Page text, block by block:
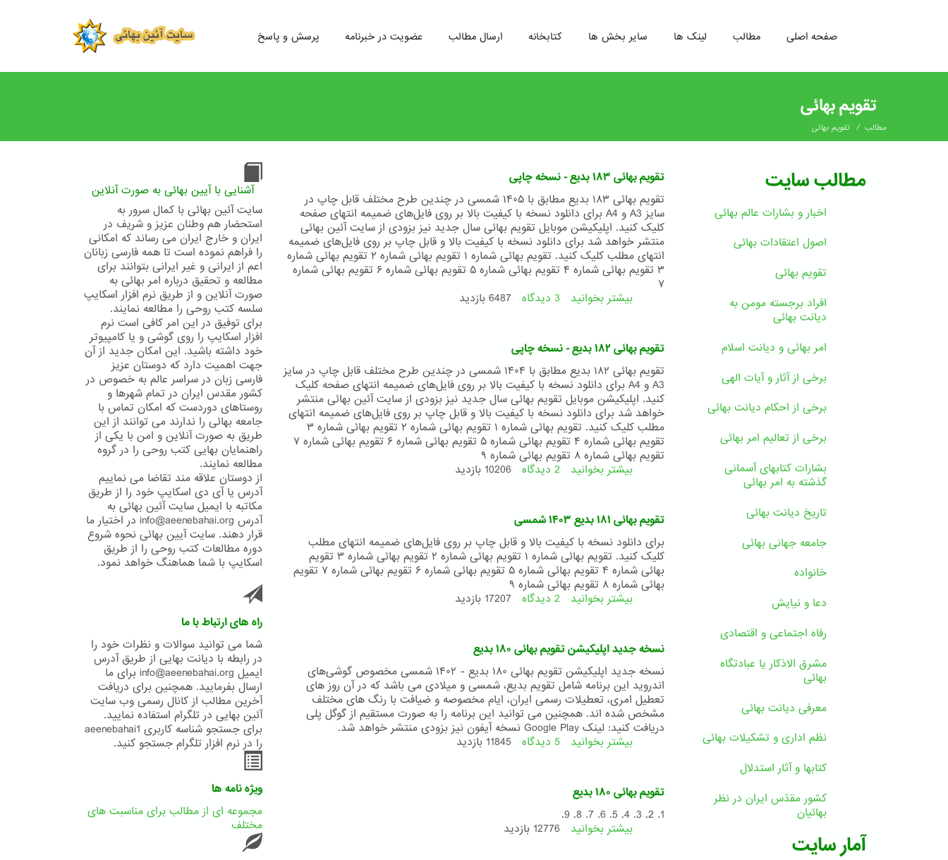
رفتن
پرسش و پاسخ عضویت در خبرنامه ارسال مطالب کتابخانه سایر بخش ها لینک ها مطالب صفحه اصلی
تقویم بهائی
مطالب / تقویم بهائی
تقویم بهائی ۱۸۳ بدیع - نسخه چاپی
تقویم بهائی ۱۸۳ بدیع مطابق با ۱۴۰۵ شمسی در چندین طرح مختلف قابل چاپ در
سایز A3 و A4 برای دانلود نسخه با کیفیت بالا بر روی فایل‌های ضمیمه انتهای صفحه
کلیک کنید. اپلیکیشن موبایل تقویم بهائی سال جدید نیز بزودی از سایت آئین بهائی
منتشر خواهد شد برای دانلود نسخه با کیفیت بالا و قابل چاپ بر روی فایل‌های ضمیمه
انتهای مطلب کلیک کنید. تقویم بهائی شماره ۱ تقویم بهائی شماره ۲ تقویم بهائی شماره
۳ تقویم بهائی شماره ۴ تقویم بهائی شماره ۵ تقویم بهائی شماره ۶ تقویم بهائی شماره
۷
بیشتر بخوانید درباره
۱۸۳
بدیع
-
نسخه
چاپی
3 دیدگاه 6487 بازدید
تقویم بهائی ۱۸۲ بدیع - نسخه چاپی
تقویم بهائی ۱۸۲ بدیع مطابق با ۱۴۰۴ شمسی در چندین طرح مختلف قابل چاپ در سایز
A3 و A4 برای دانلود نسخه با کیفیت بالا بر روی فایل‌های ضمیمه انتهای صفحه کلیک
کنید. اپلیکیشن موبایل تقویم بهائی سال جدید نیز بزودی از سایت آئین بهائی منتشر
خواهد شد برای دانلود نسخه با کیفیت بالا و قابل چاپ بر روی فایل‌های ضمیمه انتهای
مطلب کلیک کنید. تقویم بهائی شماره ۱ تقویم بهائی شماره ۲ تقویم بهائی شماره ۳
تقویم بهائی شماره ۴ تقویم بهائی شماره ۵ تقویم بهائی شماره ۶ تقویم بهائی شماره ۷
تقویم بهائی شماره ۸ تقویم بهائی شماره ۹
بیشتر بخوانید درباره
۱۸۲
بدیع
-
نسخه
چاپی
2 دیدگاه 10206 بازدید
تقویم بهائی ۱۸۱ بدیع ۱۴۰۳ شمسی
برای دانلود نسخه با کیفیت بالا و قابل چاپ بر روی فایل‌های ضمیمه انتهای مطلب
کلیک کنید. تقویم بهائی شماره ۱ تقویم بهائی شماره ۲ تقویم بهائی شماره ۳ تقویم
بهائی شماره ۴ تقویم بهائی شماره ۵ تقویم بهائی شماره ۶ تقویم بهائی شماره ۷ تقویم
بهائی شماره ۸ تقویم بهائی شماره ۹
بیشتر بخوانید درباره
۱۸۱
بدیع
۱۴۰۳
شمسی
2 دیدگاه 17207 بازدید
نسخه جدید اپلیکیشن تقویم بهائی ۱۸۰ بدیع
نسخه جدید اپلیکیشن تقویم بهائی ۱۸۰ بدیع - ۱۴۰۲ شمسی مخصوص گوشی‌های
اندروید این برنامه شامل تقویم بدیع، شمسی و میلادی می باشد که در آن روز های
تعطیل امری، تعطیلات رسمی ایران، ایام مخصوصه و ضیافت با رنگ های مختلف
مشخص شده اند. همچنین می توانید این برنامه را به صورت مستقیم از گوگل پلی
دریافت کنید: لینک Google Play نسخه آیفون نیز بزودی منتشر خواهد شد.
بیشتر بخوانید درباره
بهائی
۱۸۰
5 دیدگاه 11845 بازدید
تقویم بهائی ۱۸۰ بدیع
1. 2. 3. 4. 5. 6. 7. 8. 9.
بیشتر بخوانید درباره
12776 بازدید
آشنایی با آیین بهائی به صورت آنلاین
سایت آئین بهائی با کمال سرور به
استحضار هم وطنان عزیز و شریف در
ایران و خارج ایران می رساند که امکانی
را فراهم نموده است تا همه فارسی زبانان
اعم از ایرانی و غیر ایرانی بتوانند برای
مطالعه و تحقیق درباره امر بهائی به
صورت آنلاین و از طریق نرم افزار اسکایپ
سلسه کتب روحی را مطالعه نمایند.
برای توفیق در این امر کافی است نرم
افزار اسکایپ را روی گوشی و یا کامپیوتر
خود داشته باشید. این امکان جدید از آن
جهت اهمیت دارد که دوستان عزیز
فارسی زبان در سراسر عالم به خصوص در
کشور مقدس ایران در تمام شهرها و
روستاهای دوردست که امکان تماس با
جامعه بهائی را ندارند می توانند از این
طریق به صورت آنلاین و امن با یکی از
راهنمایان بهایی کتب روحی را در گروه
مطالعه نمایند.
از دوستان علاقه مند تقاضا می نماییم
آدرس یا آی دی اسکایپ خود را از طریق
مکاتبه با ایمیل سایت آئین بهائی به
آدرس info@aeenebahai.org در اختیار ما
قرار دهند. سایت آیین بهائی نحوه شروع
دوره مطالعات کتب روحی را از طریق
اسکایپ با شما هماهنگ خواهد نمود.
راه های ارتباط با ما
شما می توانید سوالات و نظرات خود را
در رابطه با دیانت بهایی از طریق آدرس
ایمیل info@aeenebahai.org برای ما
ارسال بفرمایید. همچنین برای دریافت
آخرین مطالب از کانال رسمی وب سایت
آئین بهایی در تلگرام استفاده نمایید.
برای جستجو شناسه کاربری aeenebahai1
را در نرم افزار تلگرام جستجو کنید.
ویژه نامه ها
مجموعه ای از مطالب برای مناسبت های
مختلف
مطالب سایت
اخبار و بشارات عالم بهائى
اصول اعتقادات بهائی
تقویم بهائی
افراد برجسته مومن به
دیانت بهائی
امر بهائی و دیانت اسلام
برخی از آثار و آیات الهی
برخی از احکام دیانت بهائی
برخی از تعالیم امر بهائی
بشارات کتابهای آسمانی
گذشته به امر بهائی
تاریخ دیانت بهائی
جامعه جهانی بهائی
خانواده
دعا و نیایش
رفاه اجتماعی و اقتصادی
مشرق الاذکار یا عبادتگاه
بهائی
معرفی دیانت بهائی
نظم اداری و تشکیلات بهائی
کتابها و آثار استدلال
کشور مقدّس ایران در نظر
بهائیان
آمار سایت